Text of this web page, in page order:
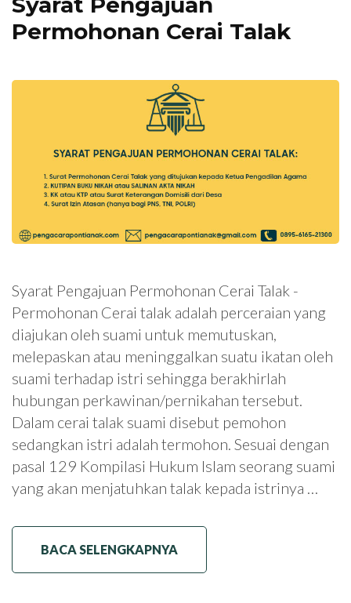
Permohonan Cerai Talak
Syarat Pengajuan Permohonan Cerai Talak -
Permohonan Cerai talak adalah perceraian yang
diajukan oleh suami untuk memutuskan,
melepaskan atau meninggalkan suatu ikatan oleh
suami terhadap istri sehingga berakhirlah
hubungan perkawinan/pernikahan tersebut.
Dalam cerai talak suami disebut pemohon
sedangkan istri adalah termohon. Sesuai dengan
pasal 129 Kompilasi Hukum Islam seorang suami
yang akan menjatuhkan talak kepada istrinya …
BACA SELENGKAPNYA